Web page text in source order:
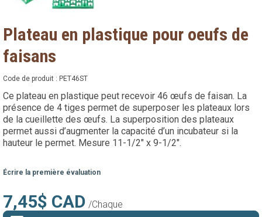
Plateau en plastique pour oeufs de
faisans
Code de produit : PET46ST
Ce plateau en plastique peut recevoir 46 œufs de faisan. La
présence de 4 tiges permet de superposer les plateaux lors
de la cueillette des œufs. La superposition des plateaux
permet aussi d’augmenter la capacité d’un incubateur si la
hauteur le permet. Mesure 11-1/2" x 9-1/2".
Écrire la première évaluation
7,45$ CAD /Chaque